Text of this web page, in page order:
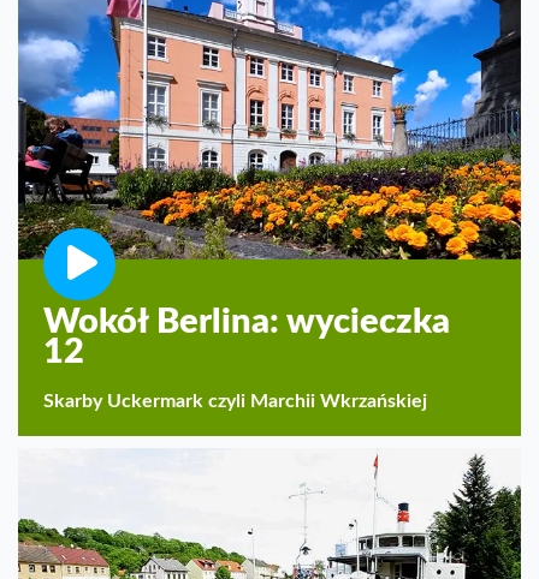
Wokół Berlina: wycieczka
12
Skarby Uckermark czyli Marchii Wkrzańskiej